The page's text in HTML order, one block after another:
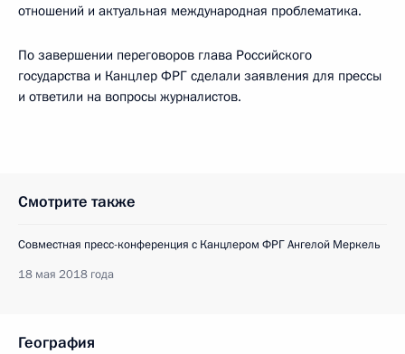
отношений и актуальная международная проблематика.
По завершении переговоров глава Российского
государства и Канцлер ФРГ сделали заявления для прессы
и ответили на вопросы журналистов.
Смотрите также
Совместная пресс-конференция с Канцлером ФРГ Ангелой Меркель
18 мая 2018 года
География